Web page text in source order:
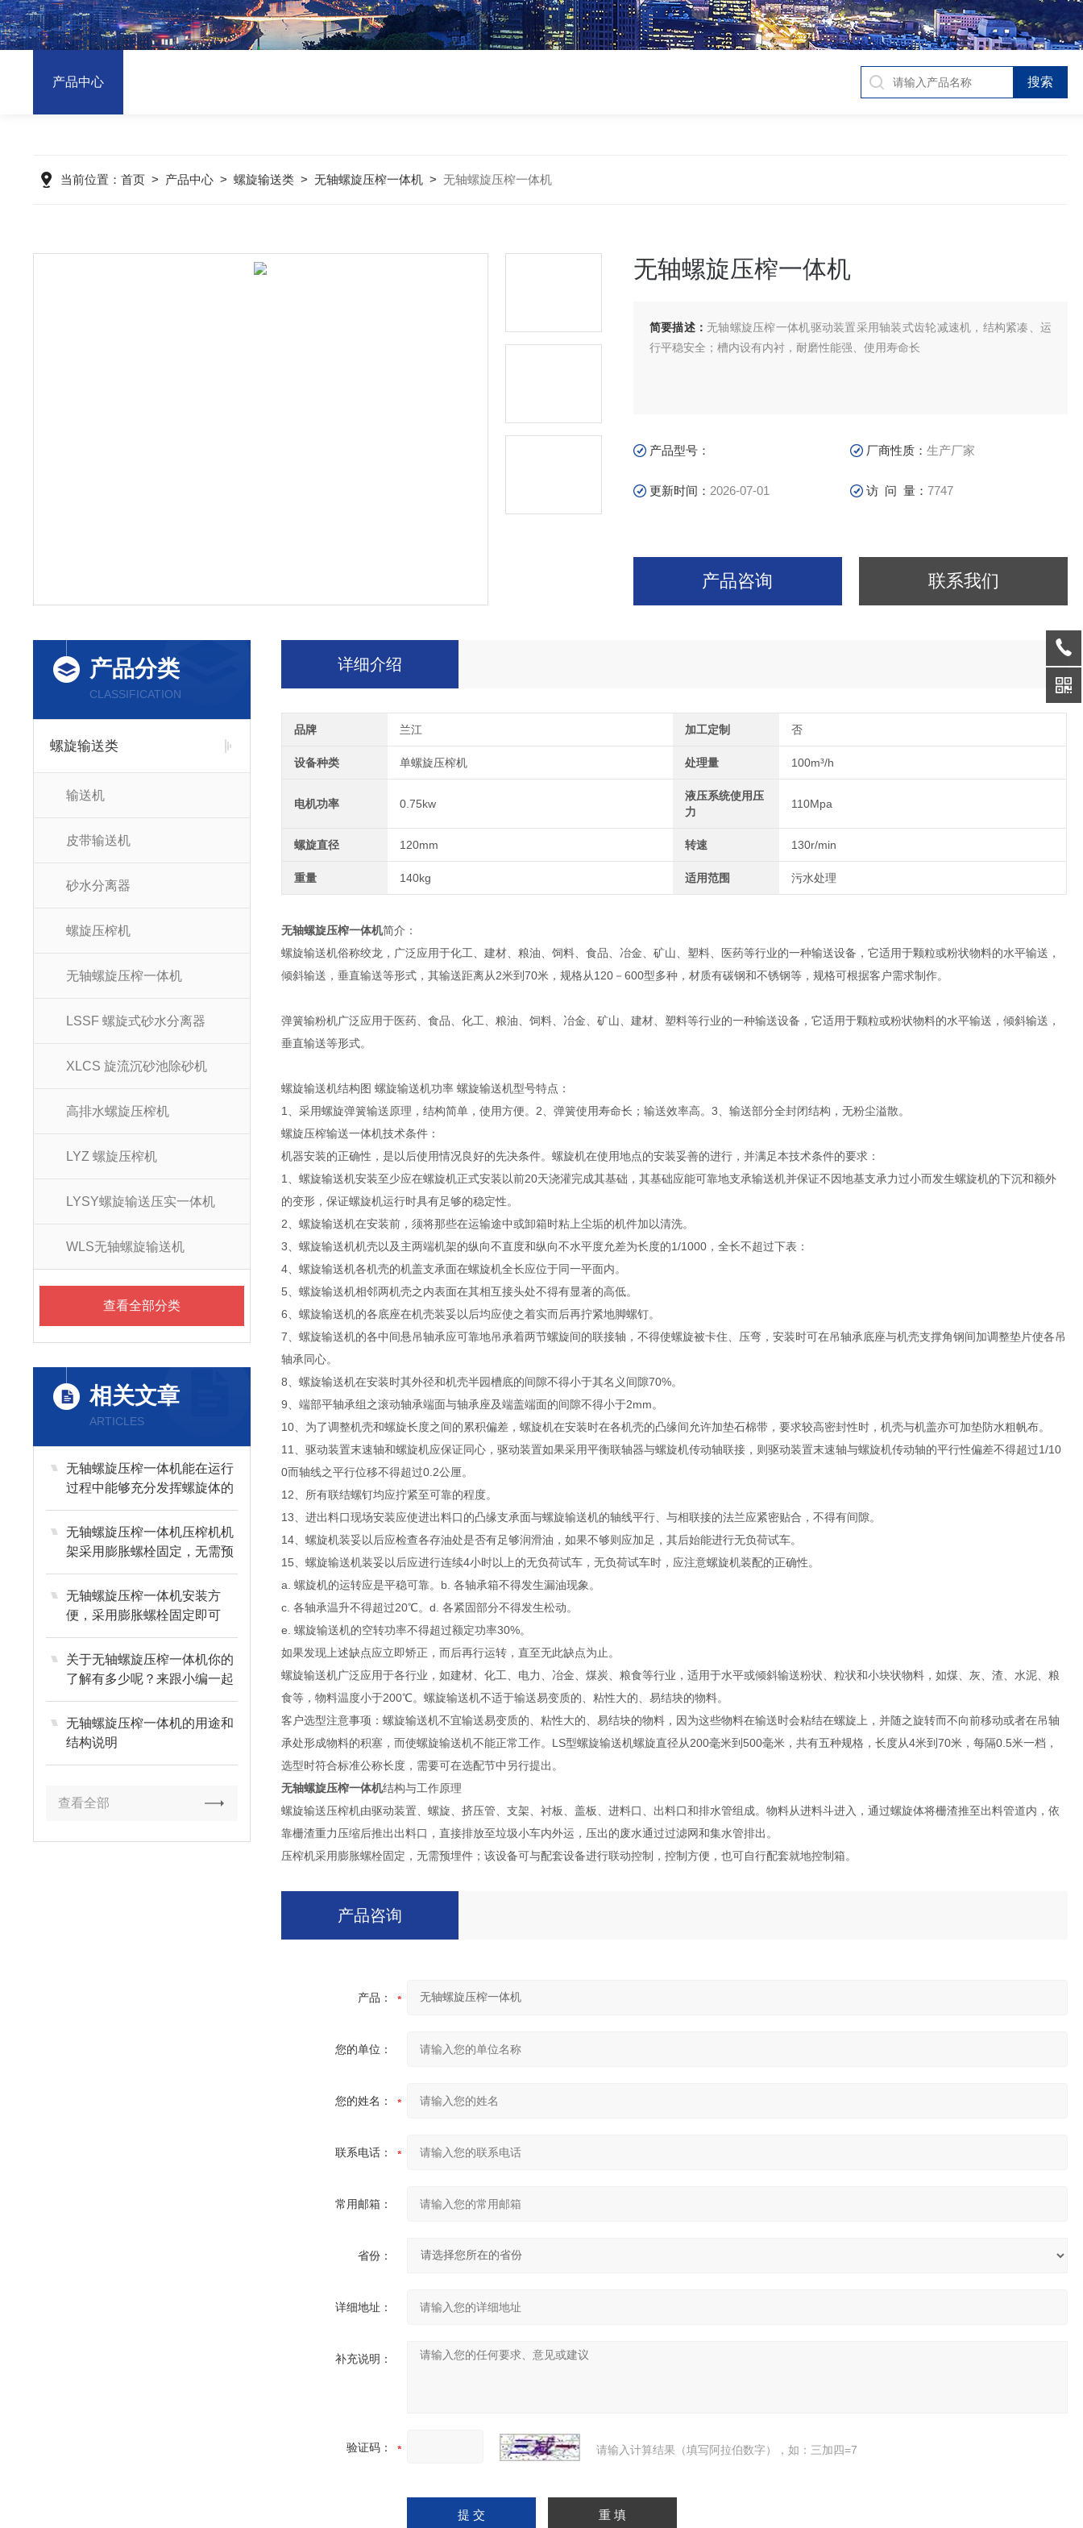
产品中心
当前位置： 首页> 产品中心> 螺旋输送类> 无轴螺旋压榨一体机> 无轴螺旋压榨一体机
无轴螺旋压榨一体机
简要描述：无轴螺旋压榨一体机驱动装置采用轴装式齿轮减速机，结构紧凑、运
行平稳安全；槽内设有内衬，耐磨性能强、使用寿命长
产品型号： 厂商性质：生产厂家
更新时间： 2026-07-01 访 问 量：7747
产品咨询 联系我们
产品分类
CLASSIFICATION
螺旋输送类
输送机
皮带输送机
砂水分离器
螺旋压榨机
无轴螺旋压榨一体机
LSSF 螺旋式砂水分离器
XLCS 旋流沉砂池除砂机
高排水螺旋压榨机
LYZ 螺旋压榨机
LYSY螺旋输送压实一体机
WLS无轴螺旋输送机
查看全部分类
相关文章
ARTICLES
无轴螺旋压榨一体机能在运行
过程中能够充分发挥螺旋体的
作用
无轴螺旋压榨一体机压榨机机
架采用膨胀螺栓固定，无需预
埋件
无轴螺旋压榨一体机安装方
便，采用膨胀螺栓固定即可
关于无轴螺旋压榨一体机你的
了解有多少呢？来跟小编一起
看看吧！
无轴螺旋压榨一体机的用途和
结构说明
查看全部
详细介绍
品牌 兰江 加工定制 否
设备种类 单螺旋压榨机 处理量 100m³/h
电机功率 0.75kw
液压系统使用压
力
110Mpa
螺旋直径 120mm 转速 130r/min
重量 140kg 适用范围 污水处理
无轴螺旋压榨一体机简介：
螺旋输送机俗称绞龙，广泛应用于化工、建材、粮油、饲料、食品、冶金、矿山、塑料、医药等行业的一种输送设备，它适用于颗粒或粉状物料的水平输送，
倾斜输送，垂直输送等形式，其输送距离从2米到70米，规格从120－600型多种，材质有碳钢和不锈钢等，规格可根据客户需求制作。
弹簧输粉机广泛应用于医药、食品、化工、粮油、饲料、冶金、矿山、建材、塑料等行业的一种输送设备，它适用于颗粒或粉状物料的水平输送，倾斜输送，
垂直输送等形式。
螺旋输送机结构图 螺旋输送机功率 螺旋输送机型号特点：
1、采用螺旋弹簧输送原理，结构简单，使用方便。2、弹簧使用寿命长；输送效率高。3、输送部分全封闭结构，无粉尘溢散。
螺旋压榨输送一体机技术条件：
机器安装的正确性，是以后使用情况良好的先决条件。螺旋机在使用地点的安装妥善的进行，并满足本技术条件的要求：
1、螺旋输送机安装至少应在螺旋机正式安装以前20天浇灌完成其基础，其基础应能可靠地支承输送机并保证不因地基支承力过小而发生螺旋机的下沉和额外
的变形，保证螺旋机运行时具有足够的稳定性。
2、螺旋输送机在安装前，须将那些在运输途中或卸箱时粘上尘垢的机件加以清洗。
3、螺旋输送机机壳以及主两端机架的纵向不直度和纵向不水平度允差为长度的1/1000，全长不超过下表：
4、螺旋输送机各机壳的机盖支承面在螺旋机全长应位于同一平面内。
5、螺旋输送机相邻两机壳之内表面在其相互接头处不得有显著的高低。
6、螺旋输送机的各底座在机壳装妥以后均应使之着实而后再拧紧地脚螺钉。
7、螺旋输送机的各中间悬吊轴承应可靠地吊承着两节螺旋间的联接轴，不得使螺旋被卡住、压弯，安装时可在吊轴承底座与机壳支撑角钢间加调整垫片使各吊
轴承同心。
8、螺旋输送机在安装时其外径和机壳半园槽底的间隙不得小于其名义间隙70%。
9、端部平轴承组之滚动轴承端面与轴承座及端盖端面的间隙不得小于2mm。
10、为了调整机壳和螺旋长度之间的累积偏差，螺旋机在安装时在各机壳的凸缘间允许加垫石棉带，要求较高密封性时，机壳与机盖亦可加垫防水粗帆布。
11、驱动装置末速轴和螺旋机应保证同心，驱动装置如果采用平衡联轴器与螺旋机传动轴联接，则驱动装置末速轴与螺旋机传动轴的平行性偏差不得超过1/10
0而轴线之平行位移不得超过0.2公厘。
12、所有联结螺钉均应拧紧至可靠的程度。
13、进出料口现场安装应使进出料口的凸缘支承面与螺旋输送机的轴线平行、与相联接的法兰应紧密贴合，不得有间隙。
14、螺旋机装妥以后应检查各存油处是否有足够润滑油，如果不够则应加足，其后始能进行无负荷试车。
15、螺旋输送机装妥以后应进行连续4小时以上的无负荷试车，无负荷试车时，应注意螺旋机装配的正确性。
a. 螺旋机的运转应是平稳可靠。b. 各轴承箱不得发生漏油现象。
c. 各轴承温升不得超过20℃。d. 各紧固部分不得发生松动。
e. 螺旋输送机的空转功率不得超过额定功率30%。
如果发现上述缺点应立即矫正，而后再行运转，直至无此缺点为止。
螺旋输送机广泛应用于各行业，如建材、化工、电力、冶金、煤炭、粮食等行业，适用于水平或倾斜输送粉状、粒状和小块状物料，如煤、灰、渣、水泥、粮
食等，物料温度小于200℃。螺旋输送机不适于输送易变质的、粘性大的、易结块的物料。
客户选型注意事项：螺旋输送机不宜输送易变质的、粘性大的、易结块的物料，因为这些物料在输送时会粘结在螺旋上，并随之旋转而不向前移动或者在吊轴
承处形成物料的积塞，而使螺旋输送机不能正常工作。LS型螺旋输送机螺旋直径从200毫米到500毫米，共有五种规格，长度从4米到70米，每隔0.5米一档，
选型时符合标准公称长度，需要可在选配节中另行提出。
无轴螺旋压榨一体机结构与工作原理
螺旋输送压榨机由驱动装置、螺旋、挤压管、支架、衬板、盖板、进料口、出料口和排水管组成。物料从进料斗进入，通过螺旋体将栅渣推至出料管道内，依
靠栅渣重力压缩后推出出料口，直接排放至垃圾小车内外运，压出的废水通过过滤网和集水管排出。
压榨机采用膨胀螺栓固定，无需预埋件；该设备可与配套设备进行联动控制，控制方便，也可自行配套就地控制箱。
产品咨询
产品：
您的单位：
您的姓名：
联系电话：
常用邮箱：
省份：
详细地址：
补充说明：
验证码： 请输入计算结果（填写阿拉伯数字），如：三加四=7